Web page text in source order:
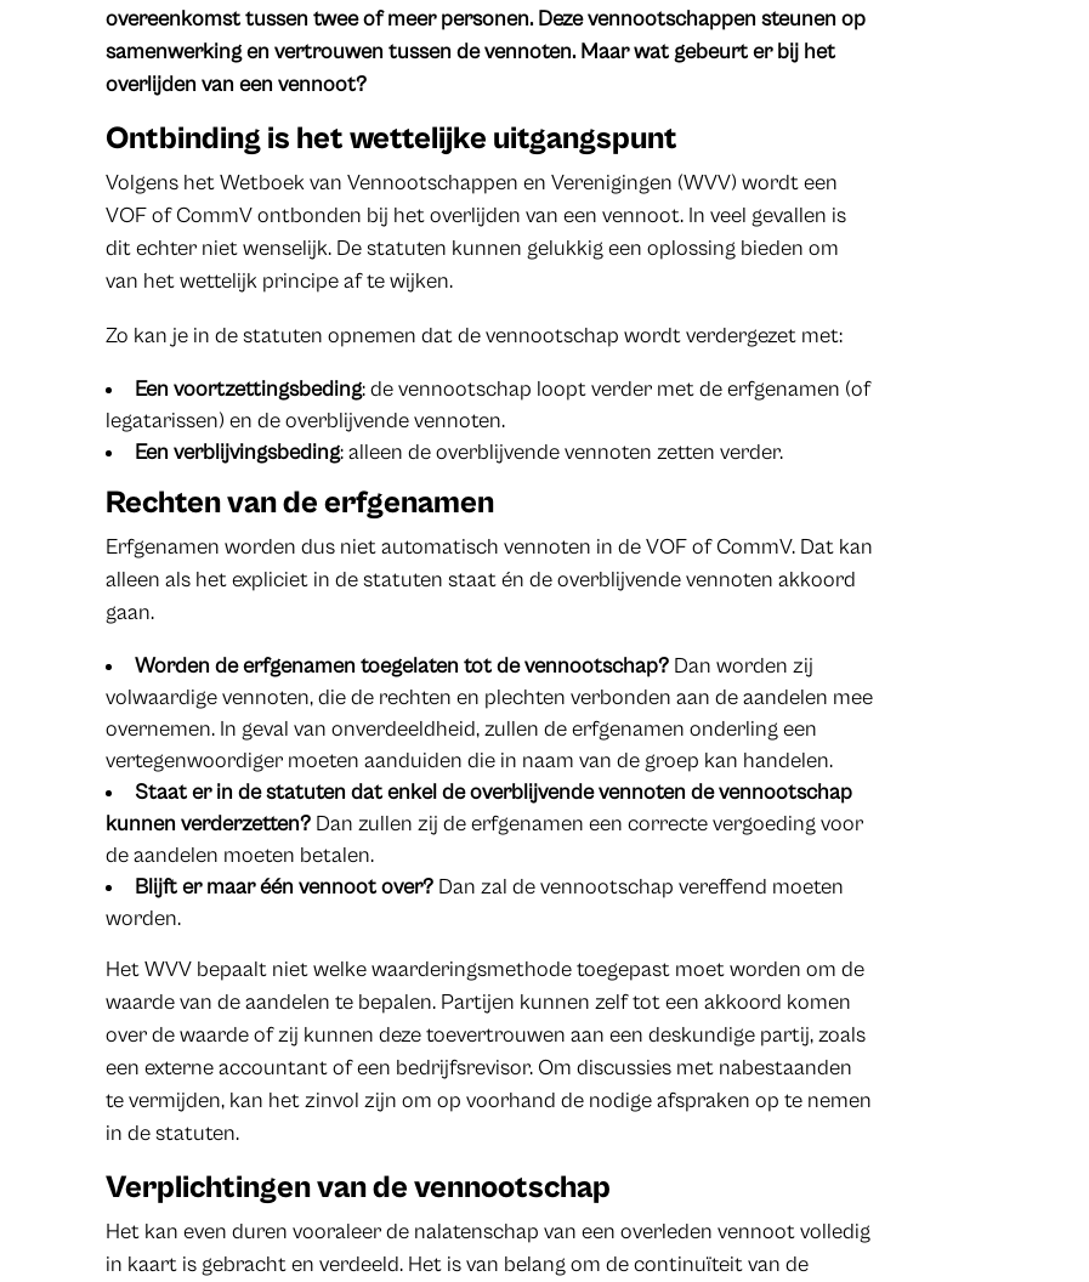
overeenkomst tussen twee of meer personen. Deze vennootschappen steunen op
samenwerking en vertrouwen tussen de vennoten. Maar wat gebeurt er bij het
overlijden van een vennoot?
Ontbinding is het wettelijke uitgangspunt
Volgens het Wetboek van Vennootschappen en Verenigingen (WVV) wordt een
VOF of CommV ontbonden bij het overlijden van een vennoot. In veel gevallen is
dit echter niet wenselijk. De statuten kunnen gelukkig een oplossing bieden om
van het wettelijk principe af te wijken.
Zo kan je in de statuten opnemen dat de vennootschap wordt verdergezet met:
Een voortzettingsbeding: de vennootschap loopt verder met de erfgenamen (of
legatarissen) en de overblijvende vennoten.
Een verblijvingsbeding: alleen de overblijvende vennoten zetten verder.
Rechten van de erfgenamen
Erfgenamen worden dus niet automatisch vennoten in de VOF of CommV. Dat kan
alleen als het expliciet in de statuten staat én de overblijvende vennoten akkoord
gaan.
Worden de erfgenamen toegelaten tot de vennootschap? Dan worden zij
volwaardige vennoten, die de rechten en plechten verbonden aan de aandelen mee
overnemen. In geval van onverdeeldheid, zullen de erfgenamen onderling een
vertegenwoordiger moeten aanduiden die in naam van de groep kan handelen.
Staat er in de statuten dat enkel de overblijvende vennoten de vennootschap
kunnen verderzetten? Dan zullen zij de erfgenamen een correcte vergoeding voor
de aandelen moeten betalen.
Blijft er maar één vennoot over? Dan zal de vennootschap vereffend moeten
worden.
Het WVV bepaalt niet welke waarderingsmethode toegepast moet worden om de
waarde van de aandelen te bepalen. Partijen kunnen zelf tot een akkoord komen
over de waarde of zij kunnen deze toevertrouwen aan een deskundige partij, zoals
een externe accountant of een bedrijfsrevisor. Om discussies met nabestaanden
te vermijden, kan het zinvol zijn om op voorhand de nodige afspraken op te nemen
in de statuten.
Verplichtingen van de vennootschap
Het kan even duren vooraleer de nalatenschap van een overleden vennoot volledig
in kaart is gebracht en verdeeld. Het is van belang om de continuïteit van de